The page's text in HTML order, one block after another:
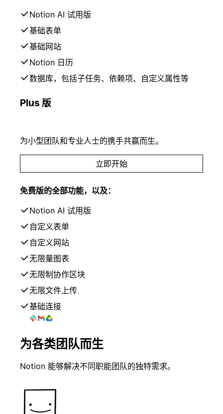
Notion AI 试用版
基础表单
基础网站
Notion 日历
数据库，包括子任务、依赖项、自定义属性等
Plus 版
为小型团队和专业人士的携手共赢而生。
立即开始
免费版的全部功能，以及：
Notion AI 试用版
自定义表单
自定义网站
无限量图表
无限制协作区块
无限文件上传
基础连接
为各类团队而生
Notion 能够解决不同职能团队的独特需求。